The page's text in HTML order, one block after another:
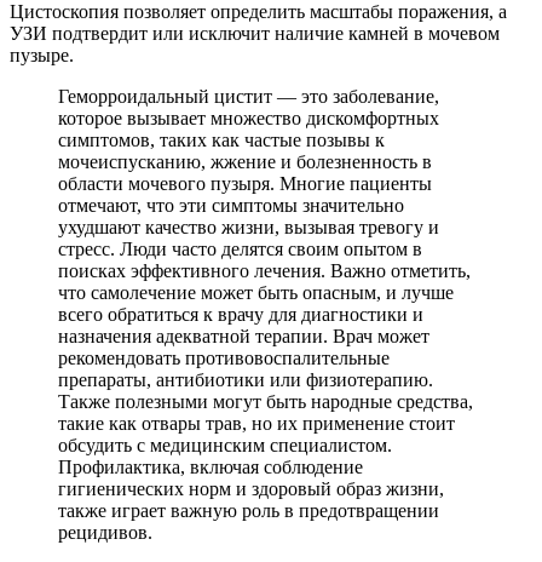
Цистоскопия позволяет определить масштабы поражения, а
УЗИ подтвердит или исключит наличие камней в мочевом
пузыре.
Геморроидальный цистит — это заболевание,
которое вызывает множество дискомфортных
симптомов, таких как частые позывы к
мочеиспусканию, жжение и болезненность в
области мочевого пузыря. Многие пациенты
отмечают, что эти симптомы значительно
ухудшают качество жизни, вызывая тревогу и
стресс. Люди часто делятся своим опытом в
поисках эффективного лечения. Важно отметить,
что самолечение может быть опасным, и лучше
всего обратиться к врачу для диагностики и
назначения адекватной терапии. Врач может
рекомендовать противовоспалительные
препараты, антибиотики или физиотерапию.
Также полезными могут быть народные средства,
такие как отвары трав, но их применение стоит
обсудить с медицинским специалистом.
Профилактика, включая соблюдение
гигиенических норм и здоровый образ жизни,
также играет важную роль в предотвращении
рецидивов.